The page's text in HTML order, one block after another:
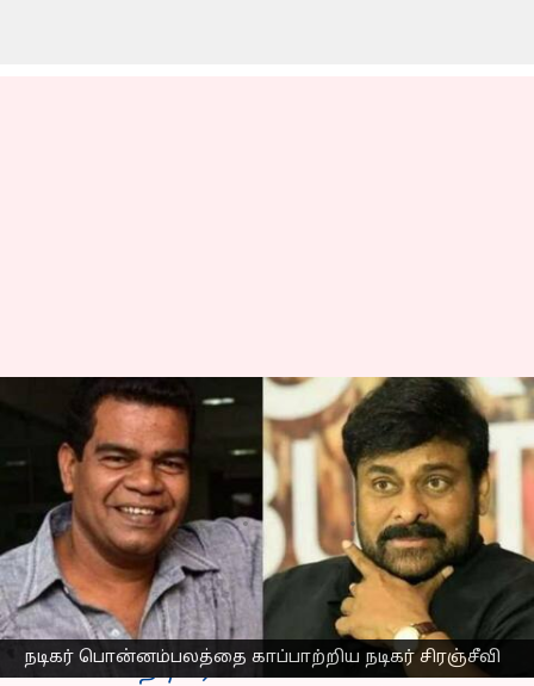
நடிகர் பொன்னம்பலத்தை காப்பாற்றிய நடிகர் சிரஞ்சீவி
நடிகர் பொன்னம்பலத்தின்
மருத்துவ செலவுகளை
ஏற்ற நடிகர் சிரஞ்சீவி
எழுதியவர் Venkatalakshmi V Mar 16, 2023 10:21 am
செய்தி முன்னோட்டம்
தென்னிந்தியாவில் பிரபலமான
வில்லன்நடிகர்பொன்னம்பலம்.